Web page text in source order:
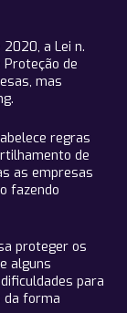
a Lei n.
Proteção de
mas
regras
de
as empresas
fazendo
proteger os
alguns
para
da forma